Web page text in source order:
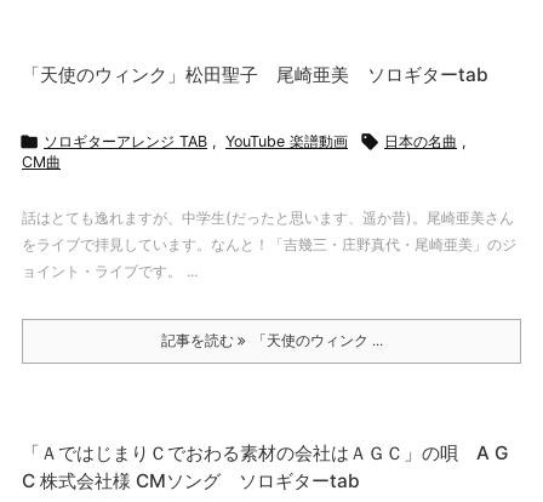
「天使のウィンク」松田聖子 尾崎亜美 ソロギターtab
 ソロギターアレンジ TAB , YouTube 楽譜動画  日本の名曲 ,
CM曲
話はとても逸れますが、中学生(だったと思います、遥か昔)。尾崎亜美さん
をライブで拝見しています。なんと！「吉幾三・庄野真代・尾崎亜美」のジ
ョイント・ライブです。 ...
記事を読む 「天使のウィンク ...
「ＡではじまりＣでおわる素材の会社はＡＧＣ」の唄 A G
C 株式会社様 CMソング ソロギターtab